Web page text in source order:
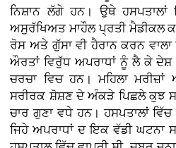
ਨਿਸ਼ਾਨ ਲੱਗੇ ਹਨ। ਉਥੇ ਹਸਪਤਾਲਾਂ
ਅਸੁਰੱਖਿਅਤ ਮਾਹੌਲ ਪ੍ਰਤੀ ਮੈਡੀਕਲ
ਰੋਸ ਅਤੇ ਗੁੱਸਾ ਵੀ ਹੈਰਾਨ ਕਰਨ
ਔਰਤਾਂ ਵਿਰੁੱਧ ਅਪਰਾਧਾਂ ਨੂੰ ਲੈ ਕੇ ਦੇਸ਼
ਚਰਚਾ ਵਿਚ ਹਨ। ਮਹਿਲਾ
ਸਰੀਰਕ ਸ਼ੋਸ਼ਣ ਦੇ ਅੰਕੜੇ ਪਿਛਲੇ ਕੁਝ
ਚਾਰ ਗੁਣਾ ਵਧੇ ਹਨ। ਹਸਪਤਾਲਾਂ
ਜਿਹੇ ਅਪਰਾਧਾਂ ਦ ਇਕ ਵੱਡੀ ਘਟਨਾ